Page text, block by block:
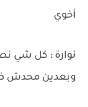
أخوي
نوارة : كل شي
وبعدين محدش